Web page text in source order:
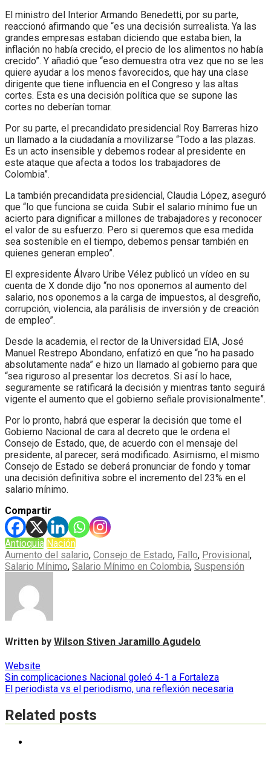
El ministro del Interior Armando Benedetti, por su parte,
reaccionó afirmando que “es una decisión surrealista. Ya las
grandes empresas estaban diciendo que estaba bien, la
inflación no había crecido, el precio de los alimentos no había
crecido”. Y añadió que “eso demuestra otra vez que no se les
quiere ayudar a los menos favorecidos, que hay una clase
dirigente que tiene influencia en el Congreso y las altas
cortes. Esta es una decisión política que se supone las
cortes no deberían tomar.
Por su parte, el precandidato presidencial Roy Barreras hizo
un llamado a la ciudadanía a movilizarse “Todo a las plazas.
Es un acto insensible y debemos rodear al presidente en
este ataque que afecta a todos los trabajadores de
Colombia”.
La también precandidata presidencial, Claudia López, aseguró
que “lo que funciona se cuida. Subir el salario mínimo fue un
acierto para dignificar a millones de trabajadores y reconocer
el valor de su esfuerzo. Pero si queremos que esa medida
sea sostenible en el tiempo, debemos pensar también en
quienes generan empleo”.
El expresidente Álvaro Uribe Vélez publicó un vídeo en su
cuenta de X donde dijo “no nos oponemos al aumento del
salario, nos oponemos a la carga de impuestos, al desgreño,
corrupción, violencia, ala parálisis de inversión y de creación
de empleo”.
Desde la academia, el rector de la Universidad EIA, José
Manuel Restrepo Abondano, enfatizó en que “no ha pasado
absolutamente nada” e hizo un llamado al gobierno para que
“sea riguroso al presentar los decretos. Si así lo hace,
seguramente se ratificará la decisión y mientras tanto seguirá
vigente el aumento que el gobierno señale provisionalmente”.
Por lo pronto, habrá que esperar la decisión que tome el
Gobierno Nacional de cara al decreto que le ordena el
Consejo de Estado, que, de acuerdo con el mensaje del
presidente, al parecer, será modificado. Asimismo, el mismo
Consejo de Estado se deberá pronunciar de fondo y tomar
una decisión definitiva sobre el incremento del 23% en el
salario mínimo.
Compartir
Antioquia Nación
Aumento del salario, Consejo de Estado, Fallo, Provisional,
Salario Mínimo, Salario Mínimo en Colombia, Suspensión
Written by Wilson Stiven Jaramillo Agudelo
Website
Navegación
de
entradas
Sin complicaciones Nacional goleó 4-1 a Fortaleza
El periodista vs el periodismo, una reflexión necesaria
Related posts